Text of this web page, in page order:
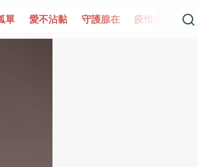
守護腺在 疫情保衛戰 再生醫學 愛的